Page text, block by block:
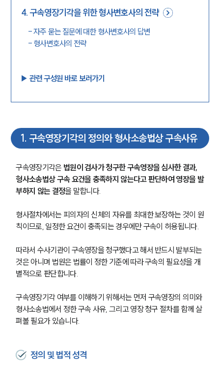
4.구속영장기각을 위한 형사변호사의 전략
-자주 묻는 질문에 대한 형사변호사의 답변
- 형사변호사의 전략
▶︎ 관련 구성원 바로 보러가기
1. 구속영장기각의 정의와 형사소송법상 구속사유
구속영장기각은 법원이 검사가 청구한 구속영장을 심사한 결과,
형사소송법상 구속 요건을 충족하지 않는다고 판단하여 영장을 발
부하지 않는 결정을 말합니다.
형사절차에서는 피의자의 신체의 자유를 최대한 보장하는 것이 원
칙이므로, 일정한 요건이 충족되는 경우에만 구속이 허용됩니다.
따라서 수사기관이 구속영장을 청구했다고 해서 반드시 발부되는
것은 아니며 법원은 법률이 정한 기준에 따라 구속의 필요성을 개
별적으로 판단합니다.
구속영장기각 여부를 이해하기 위해서는 먼저 구속영장의 의미와
형사소송법에서 정한 구속 사유, 그리고 영장 청구 절차를 함께 살
펴볼 필요가 있습니다.
정의 및 법적 성격